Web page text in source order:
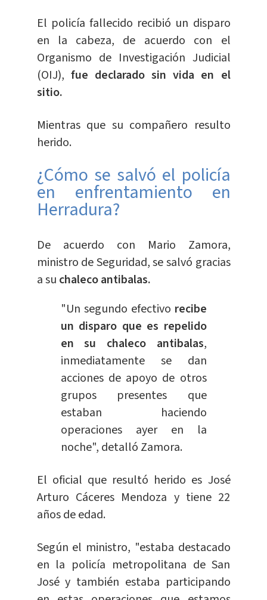
El policía fallecido recibió un disparo
en la cabeza, de acuerdo con el
Organismo de Investigación Judicial
(OIJ), fue declarado sin vida en el
sitio.
Mientras que su compañero resulto
herido.
¿Cómo se salvó el policía
en enfrentamiento en
Herradura?
De acuerdo con Mario Zamora,
ministro de Seguridad, se salvó gracias
a su chaleco antibalas.
"Un segundo efectivo recibe
un disparo que es repelido
en su chaleco antibalas,
inmediatamente se dan
acciones de apoyo de otros
grupos presentes que
estaban haciendo
operaciones ayer en la
noche", detalló Zamora.
El oficial que resultó herido es José
Arturo Cáceres Mendoza y tiene 22
años de edad.
Según el ministro, "estaba destacado
en la policía metropolitana de San
José y también estaba participando